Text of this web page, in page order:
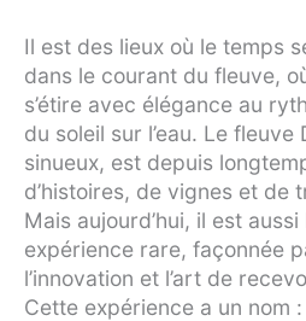
Il est des lieux où le temps
dans le courant du fleuve,
s’étire avec élégance au
du soleil sur l’eau. Le
sinueux, est depuis
d’histoires, de vignes et de
Mais aujourd’hui, il est aussi
expérience rare, façonnée
l’innovation et l’art de
Cette expérience a un nom :